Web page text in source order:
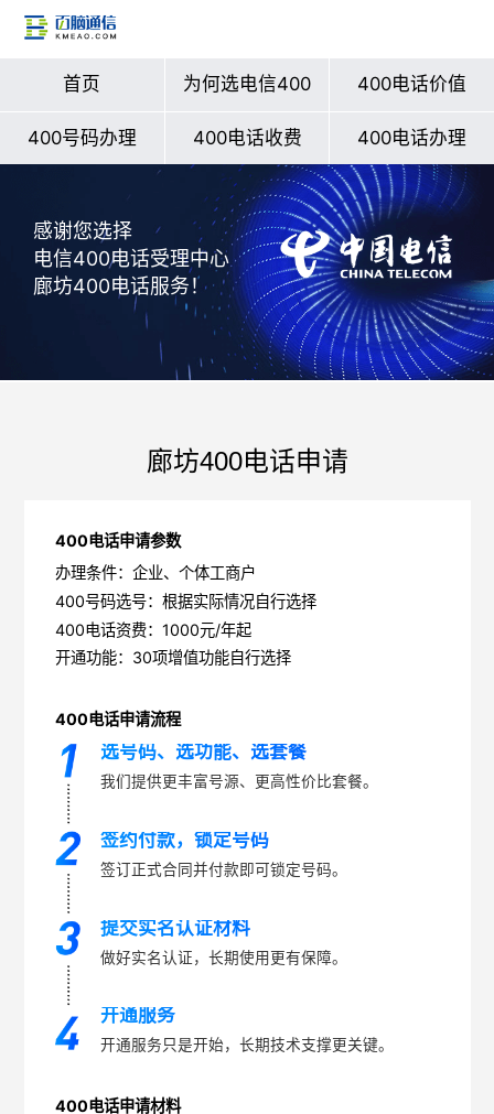
首页 为何选电信400 400电话价值
400号码办理 400电话收费 400电话办理
感谢您选择
电信400电话受理中心
廊坊400电话服务！
廊坊400电话申请
400电话申请参数
办理条件：企业、个体工商户
400号码选号：根据实际情况自行选择
400电话资费：1000元/年起
开通功能：30项增值功能自行选择
400电话申请流程
选号码、选功能、选套餐
我们提供更丰富号源、更高性价比套餐。
签约付款，锁定号码
签订正式合同并付款即可锁定号码。
提交实名认证材料
做好实名认证，长期使用更有保障。
开通服务
开通服务只是开始，长期技术支撑更关键。
400电话申请材料